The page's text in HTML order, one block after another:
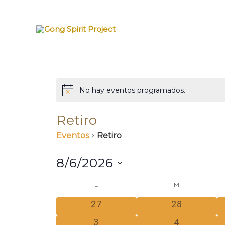
contenido
Aviso No hay eventos programados.
Retiro
Eventos Retiro
8/6/2026
Calendario
de
L M
0
eventos
27
0
eventos
28
0
3
0
4